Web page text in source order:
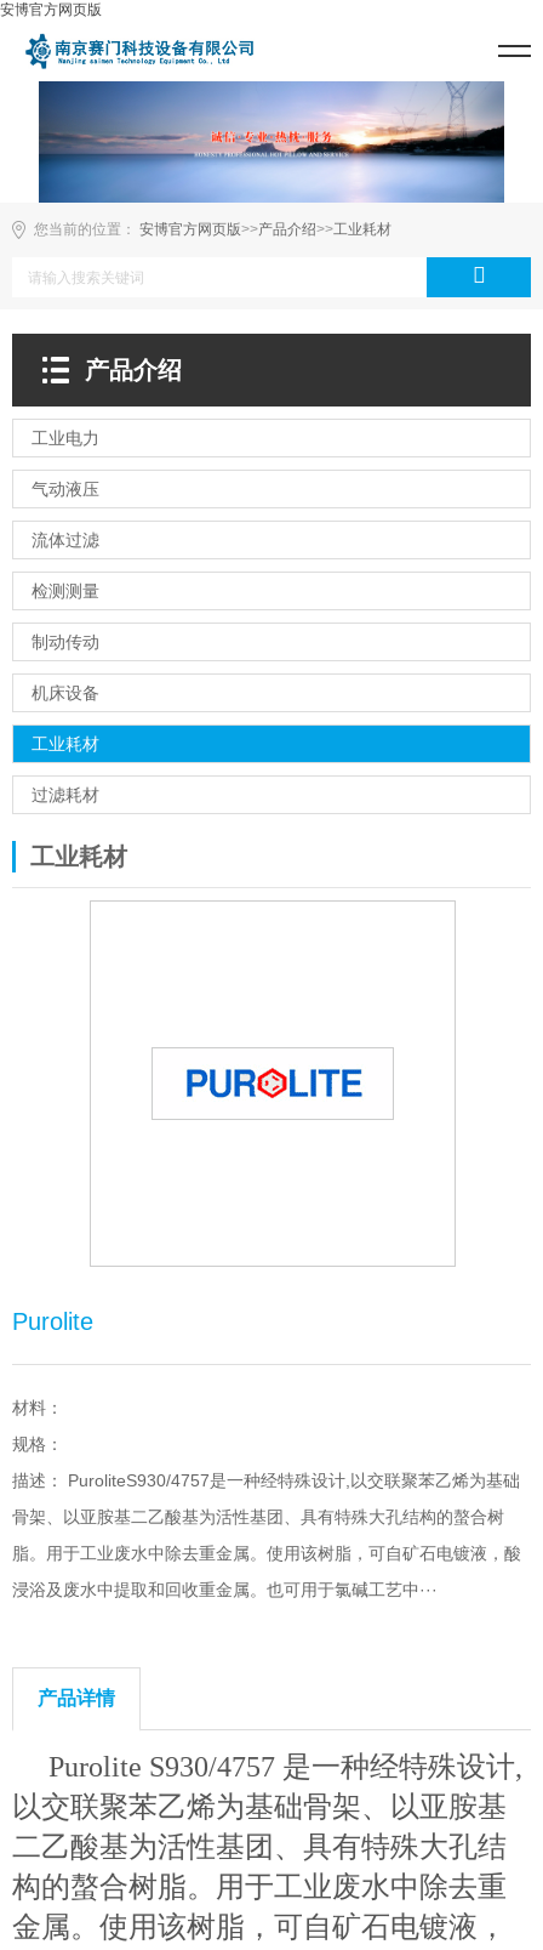
安博官方网页版
您当前的位置： 安博官方网页版>>产品介绍>>工业耗材
产品介绍
工业电力
气动液压
流体过滤
检测测量
制动传动
机床设备
工业耗材
过滤耗材
工业耗材
Purolite
材料：
规格：
描述： PuroliteS930/4757是一种经特殊设计,以交联聚苯乙烯为基础
骨架、以亚胺基二乙酸基为活性基团、具有特殊大孔结构的螯合树
脂。用于工业废水中除去重金属。使用该树脂，可自矿石电镀液，酸
浸浴及废水中提取和回收重金属。也可用于氯碱工艺中···
产品详情
Purolite S930/4757 是一种经特殊设计,
以交联聚苯乙烯为基础骨架、以亚胺基
二乙酸基为活性基团、具有特殊大孔结
构的螯合树脂。用于工业废水中除去重
金属。使用该树脂，可自矿石电镀液，